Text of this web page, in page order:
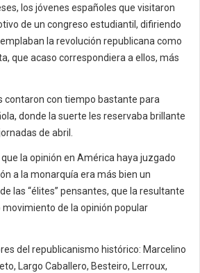
los jóvenes españoles que visitaron
de un congreso estudiantil, difiriendo
la revolución republicana como
que acaso correspondiera a ellos, más
contaron con tiempo bastante para
donde la suerte les reservaba brillante
de abril.
la opinión en América haya juzgado
a la monarquía era más bien un
las “élites” pensantes, que la resultante
movimiento de la opinión popular
del republicanismo histórico: Marcelino
Largo Caballero, Besteiro, Lerroux,